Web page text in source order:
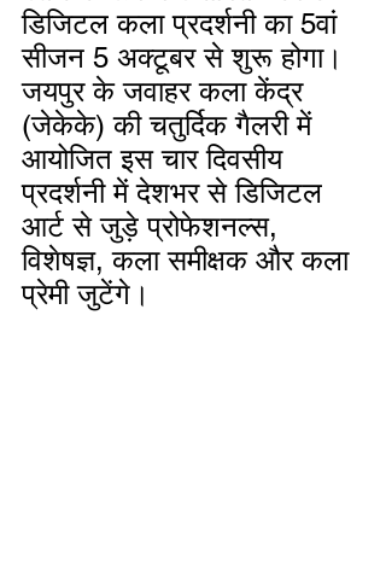
डिजिटल कला प्रदर्शनी का 5वां
सीजन 5 अक्टूबर से शुरू होगा।
जयपुर के जवाहर कला केंद्र
(जेकेके) की चतुर्दिक गैलरी में
आयोजित इस चार दिवसीय
प्रदर्शनी में देशभर से डिजिटल
आर्ट से जुड़े प्रोफेशनल्स,
विशेषज्ञ, कला समीक्षक और कला
प्रेमी जुटेंगे।